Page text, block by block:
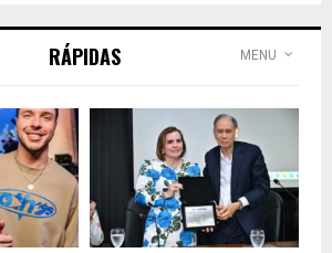
RÁPIDAS MENU